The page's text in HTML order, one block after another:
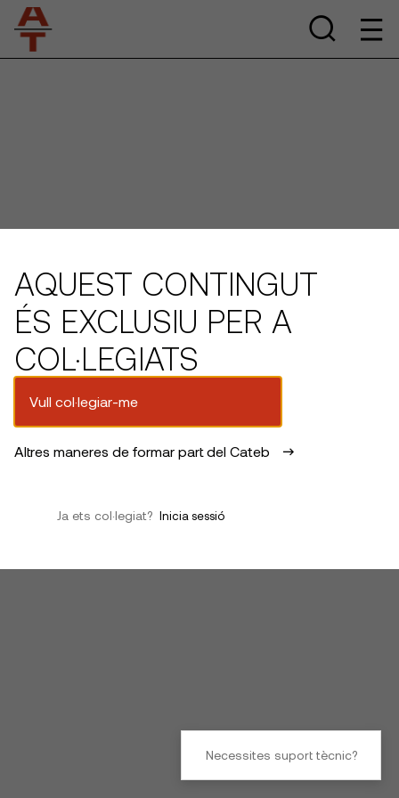
AQUEST CONTINGUT
ÉS EXCLUSIU PER A
COL·LEGIATS
Vull col·legiar-me
Altres maneres de formar part del Cateb
Ja ets col·legiat? Inicia sessió
Necessites suport tècnic?